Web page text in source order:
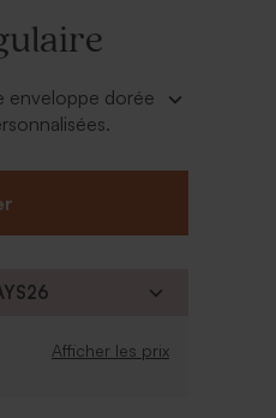
enveloppe dorée
Afficher les prix